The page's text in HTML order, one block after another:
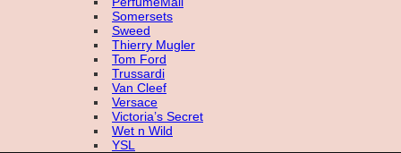
Somersets
Sweed
Thierry Mugler
Tom Ford
Trussardi
Van Cleef
Versace
Victoria’s Secret
Wet n Wild
YSL